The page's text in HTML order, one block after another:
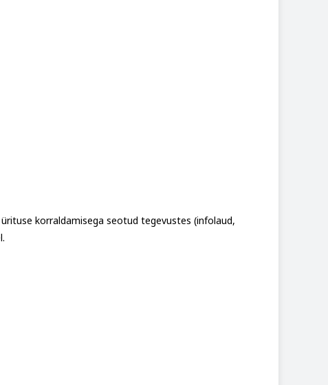
korraldamisega seotud tegevustes (infolaud,